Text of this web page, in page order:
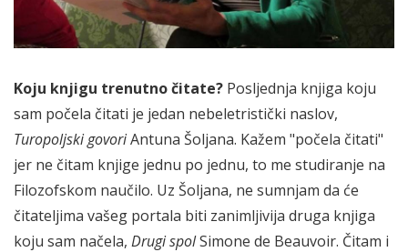
Koju knjigu trenutno čitate? Posljednja knjiga koju
sam počela čitati je jedan nebeletristički naslov,
Turopoljski govoriAntuna Šoljana. Kažem "počela čitati"
jer ne čitam knjige jednu po jednu, to me studiranje na
Filozofskom naučilo. Uz Šoljana, ne sumnjam da će
čitateljima vašeg portala biti zanimljivija druga knjiga
koju sam načela, Drugi spolSimone de Beauvoir. Čitam i